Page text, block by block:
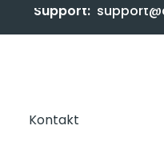
Support:
Kontakt